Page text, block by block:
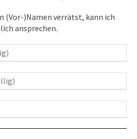
(Vor-)Namen verrätst, kann ich
ansprechen.
Impulse, Meditation &
Workshops